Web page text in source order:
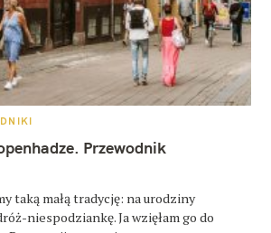
Przewodnik
taką małą tradycję: na urodziny
niespodziankę. Ja wzięłam go do